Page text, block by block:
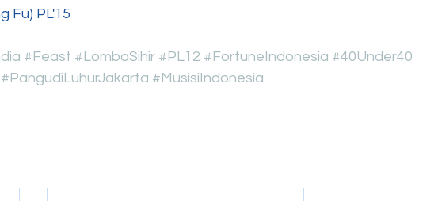
Fu) PL'15
#Feast #LombaSihir #PL12 #FortuneIndonesia #40Under40
#PangudiLuhurJakarta #MusisiIndonesia